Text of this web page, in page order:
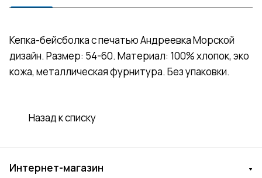
Кепка-бейсболка с печатью Андреевка Морской
дизайн. Размер: 54-60. Материал: 100% хлопок, эко
кожа, металлическая фурнитура. Без упаковки.
Назад к списку
Интернет-магазин